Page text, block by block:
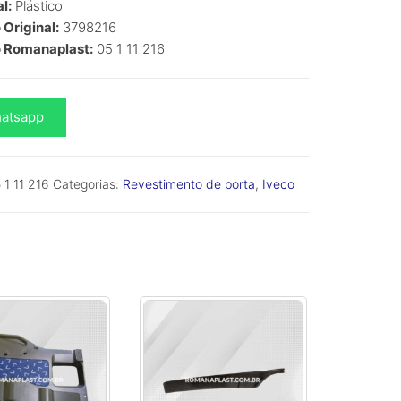
Plástico
Original:3798216
05 1 11 216
11 216 Categorias: Revestimento de porta, Iveco